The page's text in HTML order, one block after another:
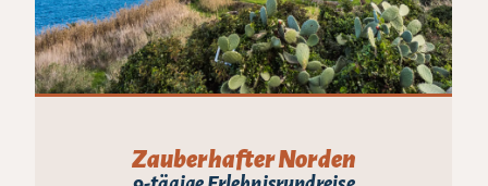
Zauberhafter Norden